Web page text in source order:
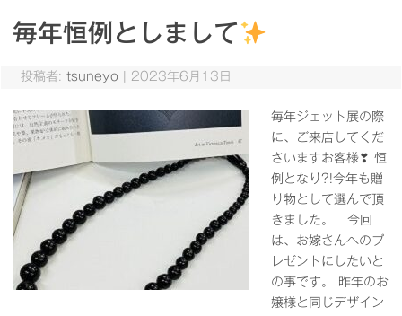
毎年恒例としまして
投稿者: tsuneyo 2023年6月13日
毎年ジェット展の際
に、ご来店してくだ
さいますお客様❣ 恒
例となり?!今年も贈
り物として選んで頂
きました。 今回
は、お嫁さんへのプ
レゼントにしたいと
の事です。 昨年のお
嬢様と同じデザイン